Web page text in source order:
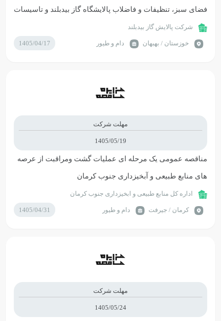
فضای سبز، تنظیفات و فاضلاب پالایشگاه گاز بیدبلند و تاسیسات
مربوطه در سال 1406-1405
شرکت پالایش گاز بیدبلند
خوزستان / بهبهان دام و طیور 1405/04/17
مهلت شرکت
1405/05/19
مناقصه عمومی یک مرحله ای عملیات گشت ومراقبت از عرصه
های منابع طبیعی و آبخیزداری جنوب کرمان
اداره کل منابع طبیعی و ابخیزداری جنوب کرمان
كرمان / جیرفت دام و طیور 1405/04/31
مهلت شرکت
1405/05/24